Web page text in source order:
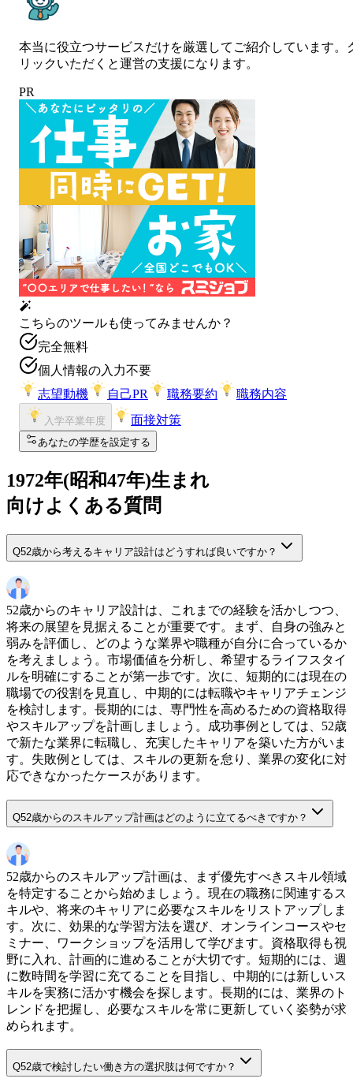
本当に役立つサービスだけを厳選してご紹介しています。
リックいただくと運営の支援になります。
PR
こちらのツールも使ってみませんか？
完全無料
個人情報の入力不要
志望動機
自己PR 職務要約 職務内容
入学卒業年度 面接対策
あなたの学歴を設定する
1972年(昭和47年)生まれ
向けよくある質問
Q52歳から考えるキャリア設計はどうすれば良いですか？
52歳からのキャリア設計は、これまでの経験を活かしつつ、
将来の展望を見据えることが重要です。まず、自身の強みと
弱みを評価し、どのような業界や職種が自分に合っているか
を考えましょう。市場価値を分析し、希望するライフスタイ
ルを明確にすることが第一歩です。次に、短期的には現在の
職場での役割を見直し、中期的には転職やキャリアチェンジ
を検討します。長期的には、専門性を高めるための資格取得
やスキルアップを計画しましょう。成功事例としては、52歳
で新たな業界に転職し、充実したキャリアを築いた方がいま
す。失敗例としては、スキルの更新を怠り、業界の変化に対
応できなかったケースがあります。
Q52歳からのスキルアップ計画はどのように立てるべきですか？
52歳からのスキルアップ計画は、まず優先すべきスキル領域
を特定することから始めましょう。現在の職務に関連するス
キルや、将来のキャリアに必要なスキルをリストアップしま
す。次に、効果的な学習方法を選び、オンラインコースやセ
ミナー、ワークショップを活用して学びます。資格取得も視
野に入れ、計画的に進めることが大切です。短期的には、週
に数時間を学習に充てることを目指し、中期的には新しいス
キルを実務に活かす機会を探します。長期的には、業界のト
レンドを把握し、必要なスキルを常に更新していく姿勢が求
められます。
Q52歳で検討したい働き方の選択肢は何ですか？